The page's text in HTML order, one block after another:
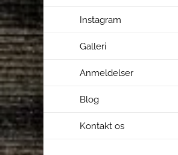
Instagram
Galleri
Anmeldelser
Blog
Kontakt os